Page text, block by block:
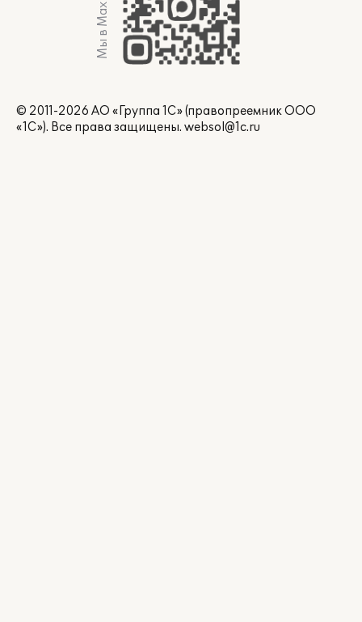
Мы в Max
© 2011-2026 АО «Группа 1С» (правопреемник ООО
«1С»). Все права защищены. websol@1c.ru